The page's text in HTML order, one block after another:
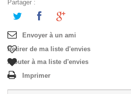
Partager :
Envoyer à un ami
Retirer de ma liste d'envies
Ajouter à ma liste d'envies
Imprimer